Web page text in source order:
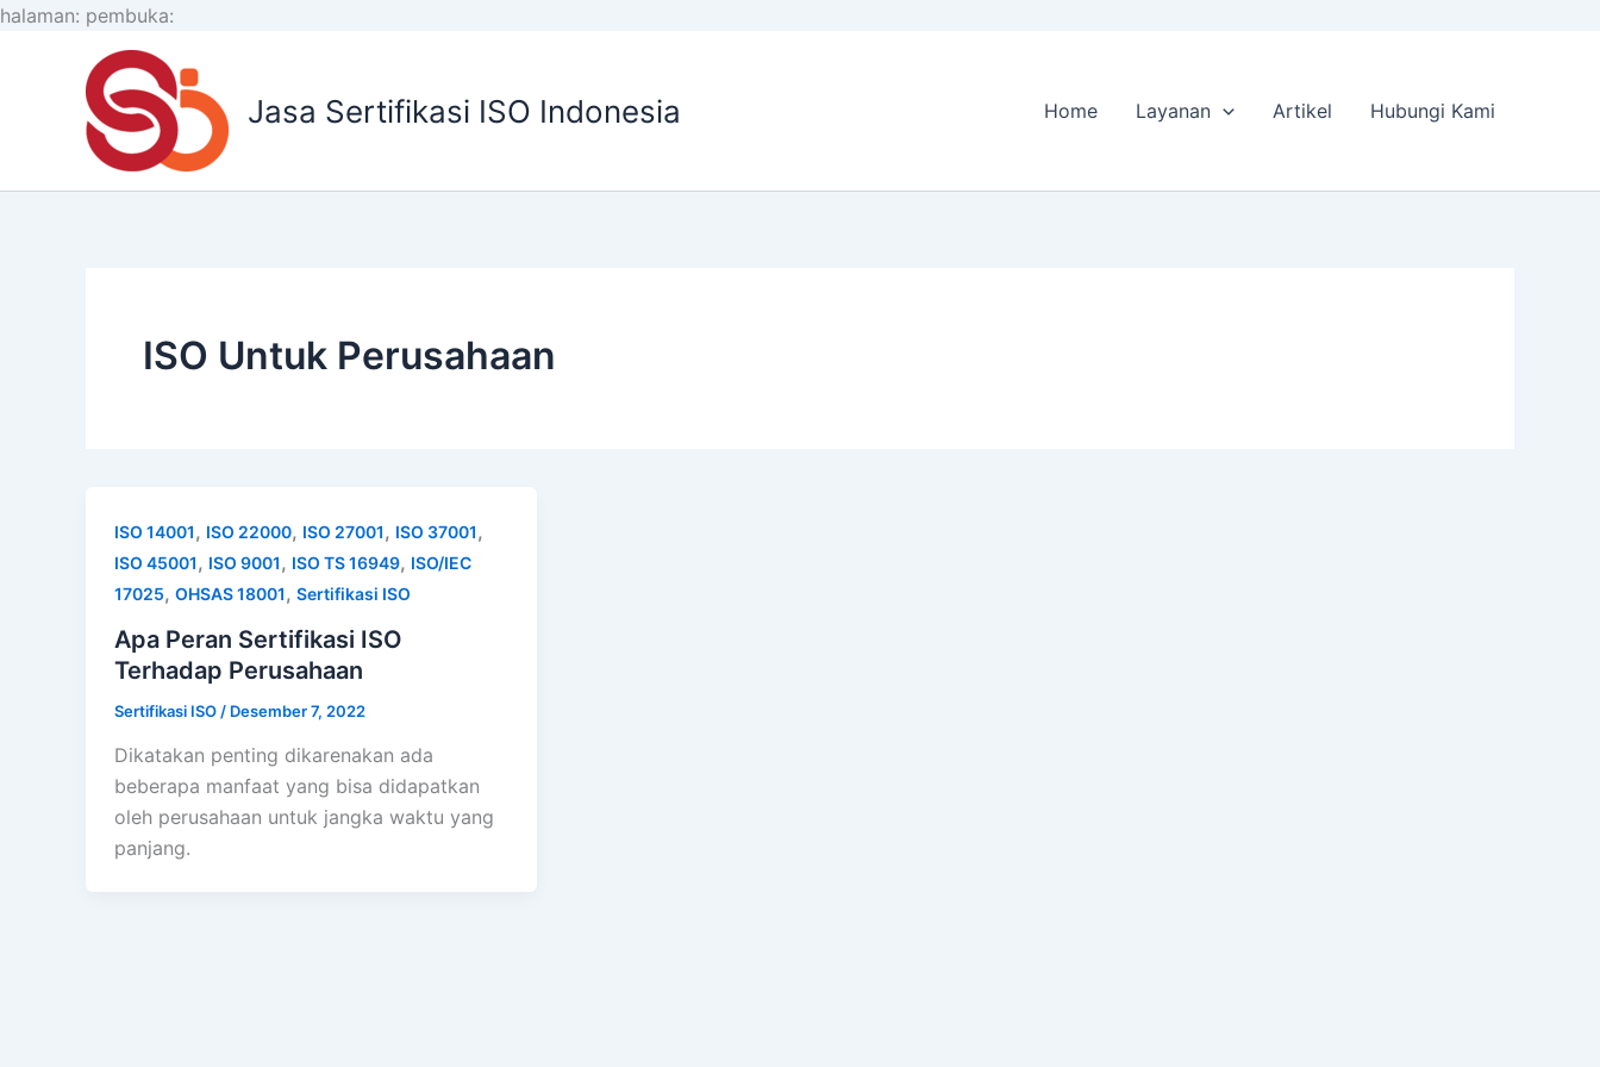
halaman: pembuka:
konten
Jasa Sertifikasi ISO Indonesia Home Layanan Artikel Hubungi Kami
ISO Untuk Perusahaan
ISO 14001, ISO 22000, ISO 27001, ISO 37001,
ISO 45001, ISO 9001, ISO TS 16949, ISO/IEC
17025, OHSAS 18001, Sertifikasi ISO
Apa Peran Sertifikasi ISO
Terhadap Perusahaan
Sertifikasi ISO / Desember 7, 2022
Dikatakan penting dikarenakan ada
beberapa manfaat yang bisa didapatkan
oleh perusahaan untuk jangka waktu yang
panjang.